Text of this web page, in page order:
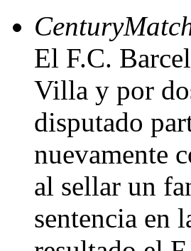
El F.C.
Villa y por
disputado
nuevamente
al sellar un
sentencia en